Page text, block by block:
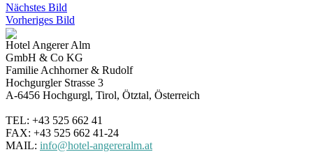
Nächstes Bild
Vorheriges Bild
Hotel Angerer Alm
GmbH & Co KG
Familie Achhorner & Rudolf
Hochgurgler Strasse 3
A-6456 Hochgurgl, Tirol, Ötztal, Österreich
TEL: +43 525 662 41
FAX: +43 525 662 41-24
MAIL: info@hotel-angereralm.at